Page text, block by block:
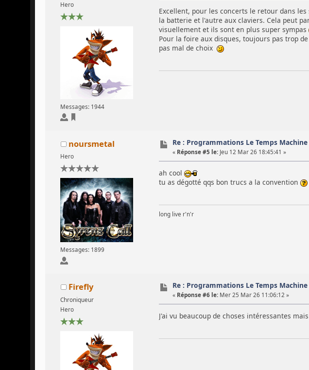
Hero
Messages: 1944
Excellent, pour les concerts le retour dans
la batterie et l'autre aux claviers. Cela peut
visuellement et ils sont en plus super sympas
Pour la foire aux disques, toujours pas trop
pas mal de choix
noursmetal
Hero
Messages: 1899
Re : Programmations Le Temps Machine
« Réponse #5 le: Jeu 12 Mar 26 18:45:41 »
ah cool
tu as dégotté qqs bon trucs a la convention
long live r'n'r
Firefly
Chroniqueur
Hero
Re : Programmations Le Temps Machine
« Réponse #6 le: Mer 25 Mar 26 11:06:12 »
J'ai vu beaucoup de choses intéressantes